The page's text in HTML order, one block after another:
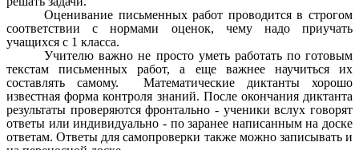
Оценивание письменных работ проводится в строгом
соответствии с нормами оценок, чему надо приучать
учащихся с 1 класса.
Учителю важно не просто уметь работать по готовым
текстам письменных работ, а еще важнее научиться их
составлять самому. Математические диктанты хорошо
известная форма контроля знаний. После окончания диктанта
результаты проверяются фронтально - ученики вслух говорят
ответы или индивидуально - по заранее написанным на доске
ответам. Ответы для самопроверки также можно записывать и